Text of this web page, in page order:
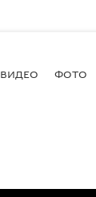
ВИДЕО ФОТО